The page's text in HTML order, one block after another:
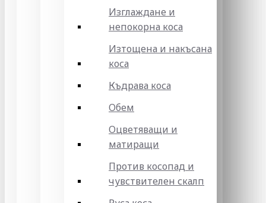
Изглаждане и
непокорна коса
Изтощена и накъсана
коса
Къдрава коса
Обем
Оцветяващи и
матиращи
Против косопад и
чувствителен скалп